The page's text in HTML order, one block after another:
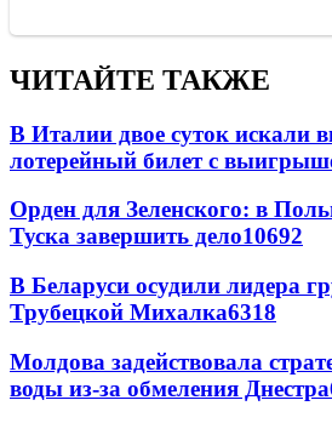
ЧИТАЙТЕ ТАКЖЕ
В Италии двое суток искали
лотерейный билет с
Орден для Зеленского: в
Туска завершить дело10692
В Беларуси осудили лидера
Трубецкой Михалка6318
Молдова задействовала
воды из-за обмеления Днестра